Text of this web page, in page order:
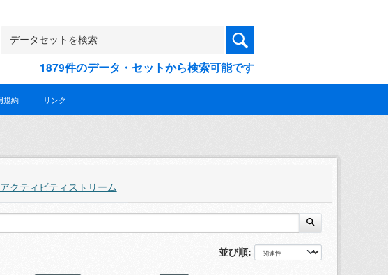
1879件のデータ・セットから検索可能です
規約 リンク
クティビティストリーム
並び順